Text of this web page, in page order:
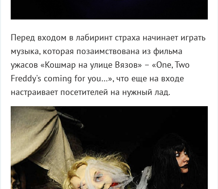
Перед входом в лабиринт страха начинает играть
музыка, которая позаимствована из фильма
ужасов «Кошмар на улице Вязов» – «One, Two
Freddy's coming for you…», что еще на входе
настраивает посетителей на нужный лад.